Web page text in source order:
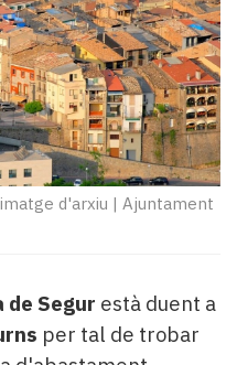
d'arxiu | Ajuntament
de Segur està duent a
per tal de trobar